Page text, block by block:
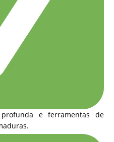
e ferramentas de